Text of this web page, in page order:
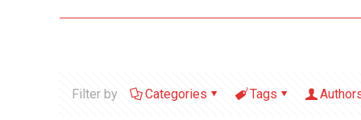
Filter by Categories Tags